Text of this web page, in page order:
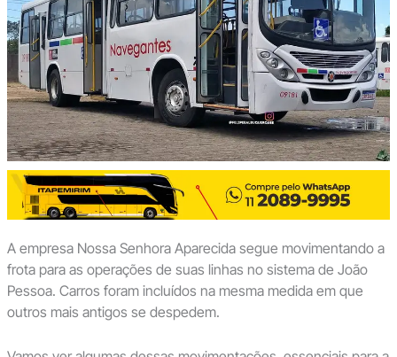
A empresa Nossa Senhora Aparecida segue movimentando a
frota para as operações de suas linhas no sistema de João
Pessoa. Carros foram incluídos na mesma medida em que
outros mais antigos se despedem.